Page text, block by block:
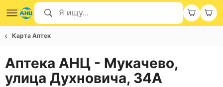
Карта Аптек
Аптека АНЦ - Мукачево,
улица Духновича, 34А